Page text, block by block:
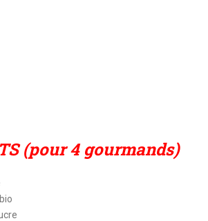
(pour 4 gourmands)